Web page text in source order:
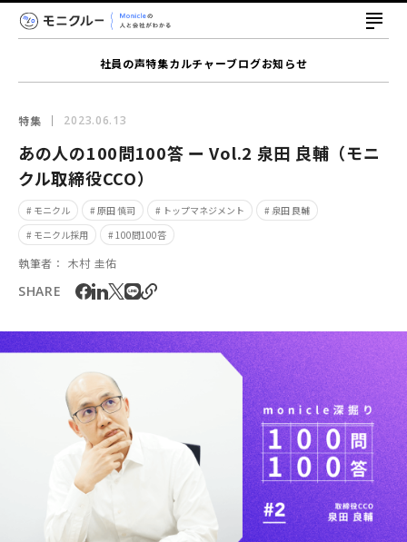
社員の声特集カルチャーブログお知らせ
特集 2023.06.13
あの人の100問100答 ー Vol.2 泉田 良輔（モニ
クル取締役CCO）
# モニクル # 原田 慎司 # トップマネジメント
# 泉田 良輔
# モニクル採用
# 100問100答
執筆者： 木村 圭佑
SHARE